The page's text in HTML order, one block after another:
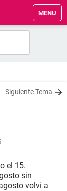
MENU
Siguiente Tema
el 15.
sin
volvi a